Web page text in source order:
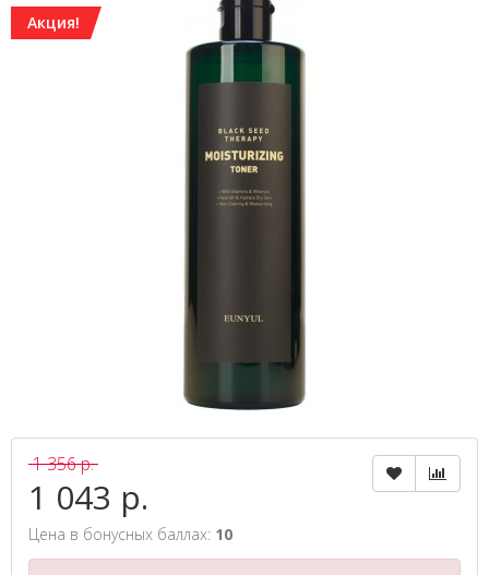
Акция!
1 356 р.
1 043 р.
Цена в бонусных баллах: 10